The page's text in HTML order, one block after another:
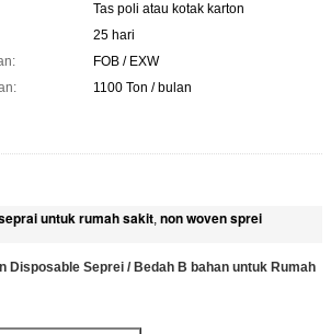
Tas poli atau kotak karton
25 hari
FOB / EXW
1100 Ton / bulan
untuk rumah sakit, non woven sprei
Disposable Seprei / Bedah B bahan untuk Rumah